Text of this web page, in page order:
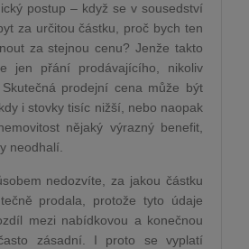
postup – když se v sousedství
za určitou částku, proč bych ten
za stejnou cenu? Jenže takto
jen přání prodávajícího, nikoliv
prodejní cena může být
i stovky tisíc nižší, nebo naopak
nějaký výrazný benefit,
neodhalí.
nedozvíte, za jakou částku
prodala, protože tyto údaje
mezi nabídkovou a konečnou
zásadní. I proto se vyplatí